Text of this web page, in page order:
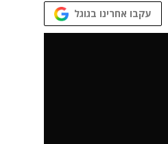
עקבו אחרינו בגוגל